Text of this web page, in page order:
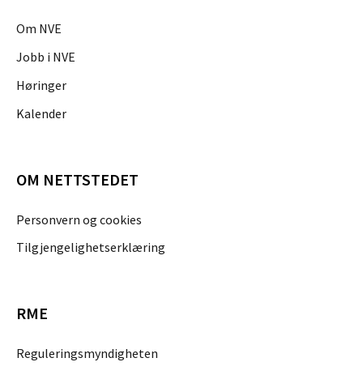
Om NVE
Jobb i NVE
Høringer
Kalender
OM NETTSTEDET
Personvern og cookies
Tilgjengelighetserklæring
RME
Reguleringsmyndigheten